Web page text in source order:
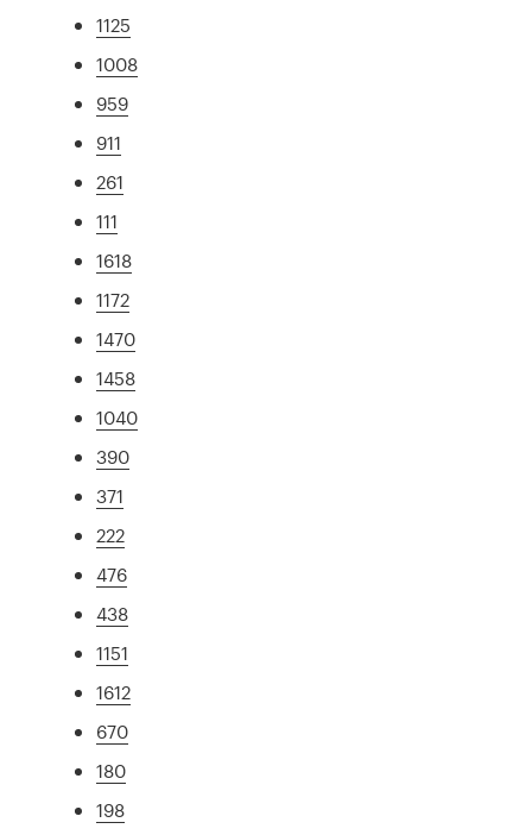
1125
1008
959
911
261
111
1618
1172
1470
1458
1040
390
371
222
476
438
1151
1612
670
180
198